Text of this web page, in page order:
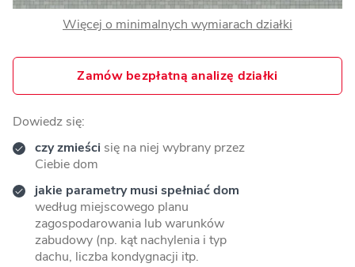
Więcej o minimalnych wymiarach działki
Zamów bezpłatną analizę działki
Dowiedz się:
czy zmieści się na niej wybrany przez
Ciebie dom
jakie parametry musi spełniać dom
według miejscowego planu
zagospodarowania lub warunków
zabudowy (np. kąt nachylenia i typ
dachu, liczba kondygnacji itp.